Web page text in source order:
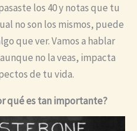
los 40 y notas que tu
no son los mismos, puede
que ver. Vamos a hablar
no la veas, impacta
de tu vida.
qué es tan importante?